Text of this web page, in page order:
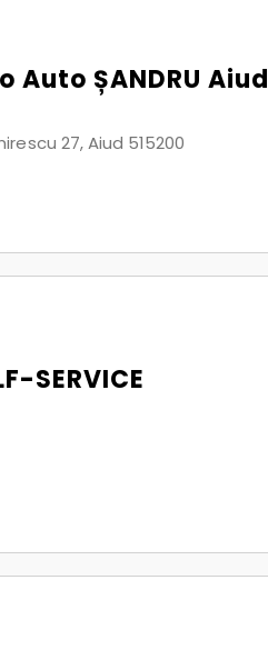
Auto ȘANDRU Aiud
27, Aiud 515200
SERVICE